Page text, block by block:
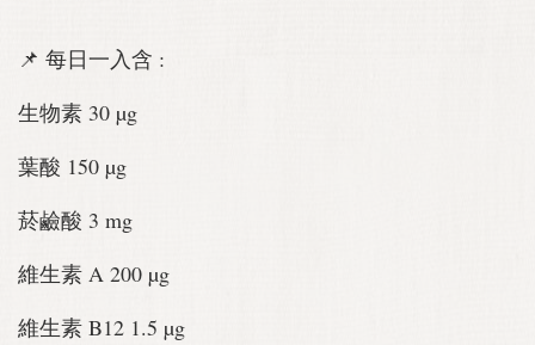
📌 每日一入含 :
生物素 30 µg
葉酸 150 µg
菸鹼酸 3 mg
維生素 A 200 µg
維生素 B12 1.5 µg